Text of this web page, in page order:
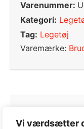
Vi værdsætter
Varenummer:
Kategori:
Tag: Legetøj
Varemærke: